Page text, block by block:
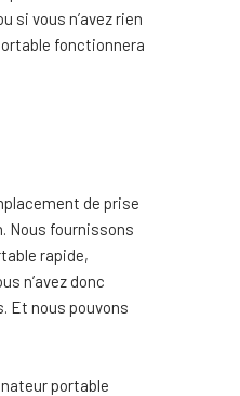
si vous n’avez rien
fonctionnera
de prise
Nous fournissons
rapide,
n’avez donc
Et nous pouvons
portable